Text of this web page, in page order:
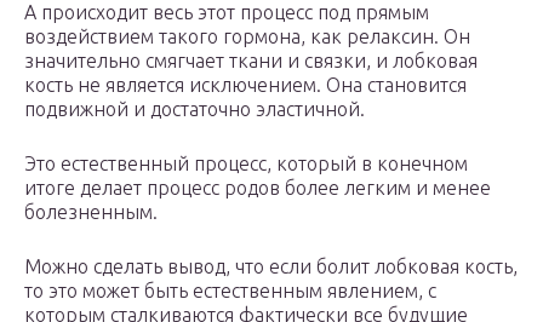
А происходит весь этот процесс под прямым
воздействием такого гормона, как релаксин. Он
значительно смягчает ткани и связки, и лобковая
кость не является исключением. Она становится
подвижной и достаточно эластичной.
Это естественный процесс, который в конечном
итоге делает процесс родов более легким и менее
болезненным.
Можно сделать вывод, что если болит лобковая кость,
то это может быть естественным явлением, с
которым сталкиваются фактически все будущие